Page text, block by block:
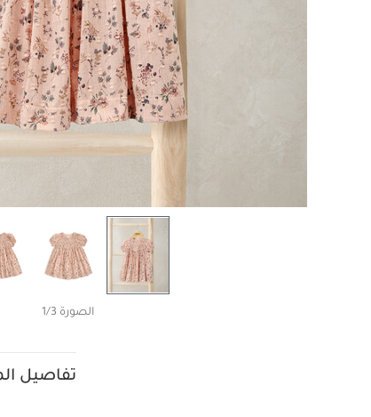
الصورة 1/3
تفاصيل